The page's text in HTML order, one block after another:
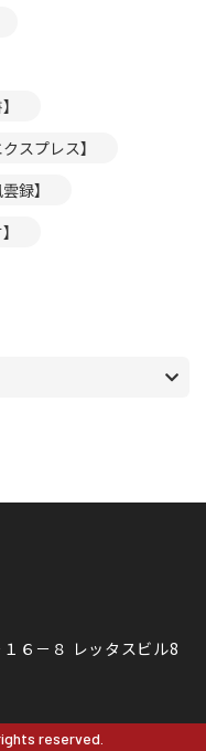
スプレス】
録】
６－８ レッタスビル8
reserved.